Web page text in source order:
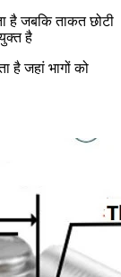
है जबकि ताकत छोटी
है
है जहां भागों को